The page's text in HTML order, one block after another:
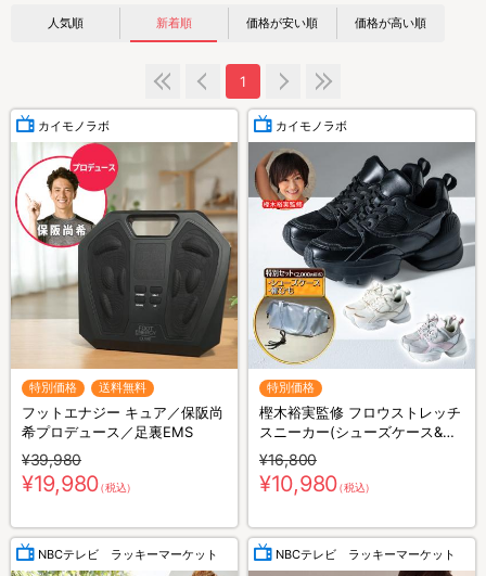
人気順 新着順 価格が安い順 価格が高い順
1
カイモノラボ
特別価格 送料無料
フットエナジー キュア／保阪尚
希プロデュース／足裏EMS
¥39,980
¥19,980（税込）
カイモノラボ
特別価格
樫木裕実監修 フロウストレッチ
スニーカー(シューズケース&靴
ひもセット)
¥16,800
¥10,980（税込）
NBCテレビ ラッキーマーケット NBCテレビ ラッキーマーケット